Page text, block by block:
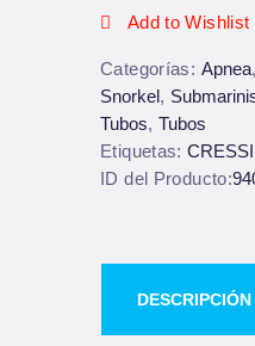
Add to Wishlist
Categorías: Apnea,
Snorkel,
Tubos, Tubos
Etiquetas:CRESSI
ID del Producto:
DESCRIPCIÓN